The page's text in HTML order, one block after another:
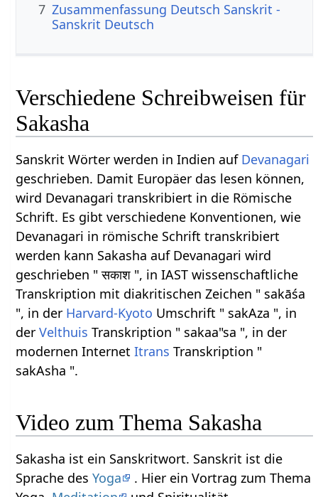
7 Zusammenfassung Deutsch Sanskrit -
Sanskrit Deutsch
Verschiedene Schreibweisen für
Sakasha
Sanskrit Wörter werden in Indien auf Devanagari
geschrieben. Damit Europäer das lesen können,
wird Devanagari transkribiert in die Römische
Schrift. Es gibt verschiedene Konventionen, wie
Devanagari in römische Schrift transkribiert
werden kann Sakasha auf Devanagari wird
geschrieben " सकाश ", in IAST wissenschaftliche
Transkription mit diakritischen Zeichen " sakāśa
", in der Harvard-Kyoto Umschrift " sakAza ", in
derVelthuis Transkription " sakaa"sa ", in der
modernen InternetItrans Transkription "
sakAsha ".
Video zum Thema Sakasha
Sakasha ist ein Sanskritwort. Sanskrit ist die
Sprache desYoga
. Hier ein Vortrag zum Thema